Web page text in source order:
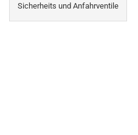
Sicherheits und Anfahrventile